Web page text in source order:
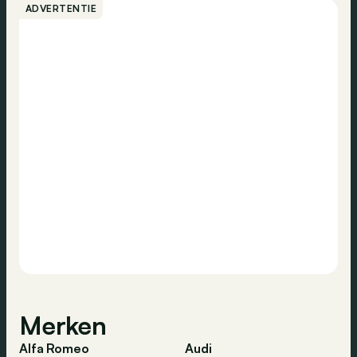
nemen van fossiele brandstoffen. De ES90 brengt de
ADVERTENTIE
Merken
Alfa Romeo
Audi